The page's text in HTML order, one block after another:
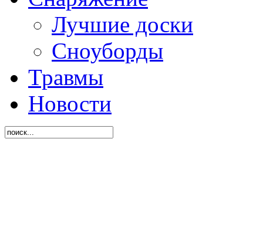
Лучшие доски
Сноуборды
Травмы
Новости